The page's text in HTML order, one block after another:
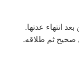
انتهاء عدتها.
صحيح ثم طلاقه.